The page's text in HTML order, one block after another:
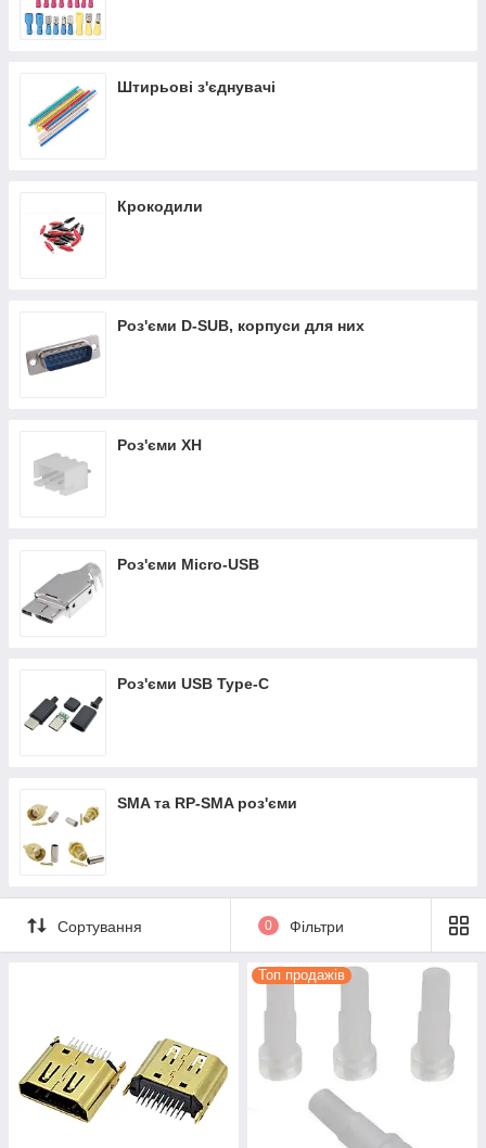
Штирьові з'єднувачі
Крокодили
Роз'єми D-SUB, корпуси для них
Роз'єми XH
Роз'єми Micro-USB
Роз'єми USB Type-C
SMA та RP-SMA роз'єми
Сортування 0 Фільтри
Топ продажів